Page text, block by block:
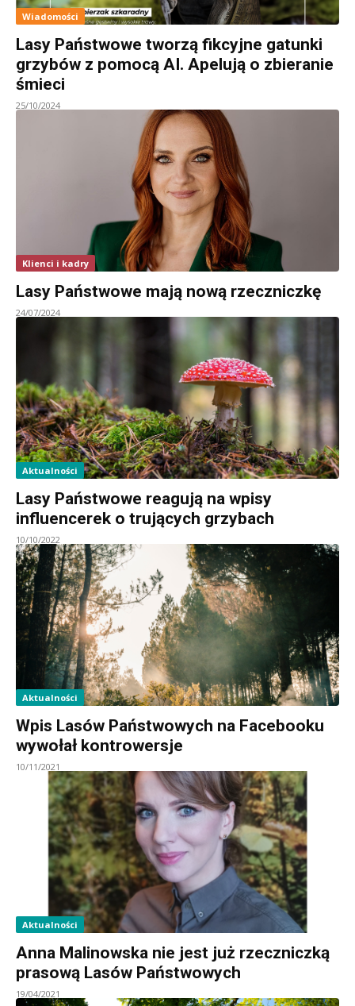
Wiadomości
Lasy Państwowe tworzą fikcyjne gatunki
grzybów z pomocą AI. Apelują o zbieranie
śmieci
25/10/2024
Klienci i kadry
Lasy Państwowe mają nową rzeczniczkę
24/07/2024
Aktualności
Lasy Państwowe reagują na wpisy
influencerek o trujących grzybach
10/10/2022
Aktualności
Wpis Lasów Państwowych na Facebooku
wywołał kontrowersje
10/11/2021
Aktualności
Anna Malinowska nie jest już rzeczniczką
prasową Lasów Państwowych
19/04/2021